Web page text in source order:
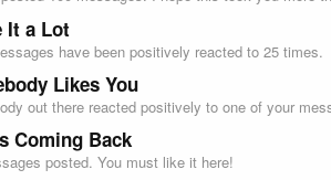
It a Lot
have been positively reacted to 25 times.
Likes You
out there reacted positively to one of your
Coming Back
posted. You must like it here!